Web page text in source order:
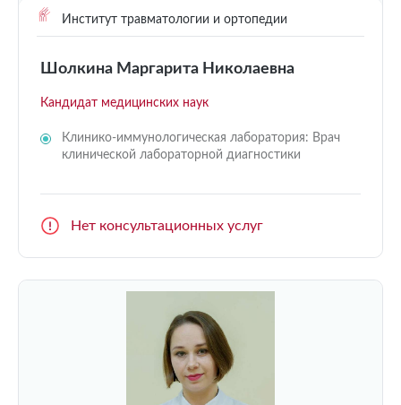
Институт травматологии и ортопедии
Шолкина Маргарита Николаевна
Кандидат медицинских наук
Клинико-иммунологическая лаборатория: Врач
клинической лабораторной диагностики
Нет консультационных услуг